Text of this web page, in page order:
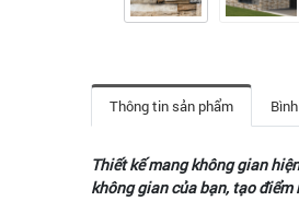
Thông tin sản phẩm
Thiết kế mang không gian
không gian của bạn, tạo